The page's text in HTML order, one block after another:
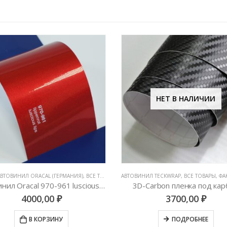
ВИНИЛОВЫЕ ПЛЕНКИ
НЕТ В НАЛИЧИИ
TECKWRAP,ВСЕ ТОВАРЫ,ФАКТУРНЫЕ ПЛЕНКИ (КАРБОН, КАМУФЛЯЖ, ЦАРАПАННЫЙ МЕТАЛЛ)
пленка под карбон
3700,00 ₽
ПОДРОБНЕЕ
3900,00 ₽
В КОРЗИНУ